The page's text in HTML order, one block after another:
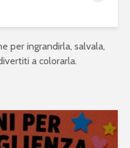
per ingrandirla, salvala,
a colorarla.